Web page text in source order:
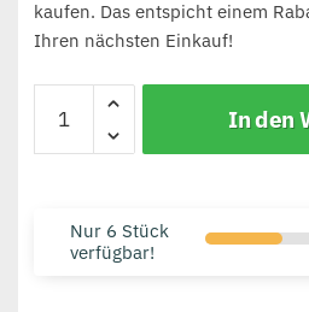
kaufen. Das entspicht einem
Ihren nächsten Einkauf!
In den
Nur 6 Stück
verfügbar!